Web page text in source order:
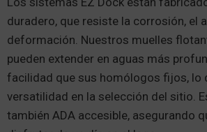
duradero, que resiste la corrosión, el
deformación. Nuestros muelles
pueden extender en aguas más
facilidad que sus homólogos fijos, lo
versatilidad en la selección del sitio.
también ADA accesible, asegurando